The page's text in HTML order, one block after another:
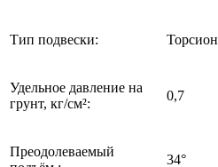
Тип подвески:
Удельное давление на
грунт, кг/см²:
0,7
Преодолеваемый
34°